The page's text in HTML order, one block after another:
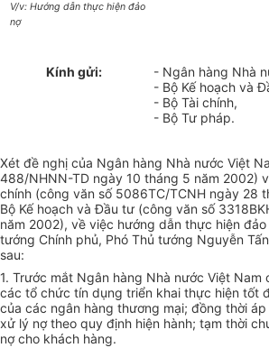
V/v: Hướng dẫn thực hiện đảo
nợ
Kính gửi:
- Ngân hàng Nhà
- Bộ Kế hoạch và
- Bộ Tài chính,
- Bộ Tư pháp.
Xét đề nghị của Ngân hàng Nhà nước Việt
488/NHNN-TD ngày 10 tháng 5 năm 2002)
chính (công văn số 5086TC/TCNH ngày 28
Bộ Kế hoạch và Đầu tư (công văn số
năm 2002), về việc hướng dẫn thực hiện
tướng Chính phủ, Phó Thủ tướng Nguyễn
sau:
1. Trước mắt Ngân hàng Nhà nước Việt
các tổ chức tín dụng triển khai thực hiện tốt
của các ngân hàng thương mại; đồng thời
xử lý nợ theo quy định hiện hành; tạm thời
nợ cho khách hàng.